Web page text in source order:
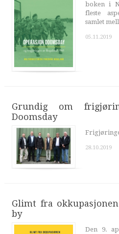
boken i
fleste
samlet
05.11.2019
Grundig om
Doomsday
28.10.2019
Glimt fra
by
Den 9.